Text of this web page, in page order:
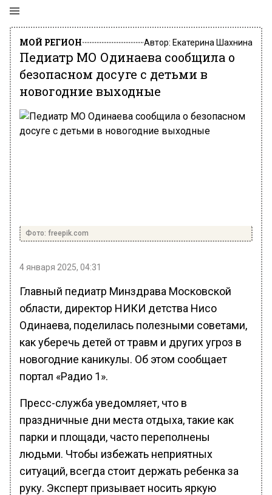
МОЙ РЕГИОН Автор: Екатерина Шахнина
Педиатр МО Одинаева сообщила о
безопасном досуге с детьми в
новогодние выходные
Фото: freepik.com
4 января 2025, 04:31
Главный педиатр Минздрава Московской
области, директор НИКИ детства Нисо
Одинаева, поделилась полезными советами,
как уберечь детей от травм и других угроз в
новогодние каникулы. Об этом сообщает
портал «Радио 1».
Пресс-служба уведомляет, что в
праздничные дни места отдыха, такие как
парки и площади, часто переполнены
людьми. Чтобы избежать неприятных
ситуаций, всегда стоит держать ребенка за
руку. Эксперт призывает носить яркую